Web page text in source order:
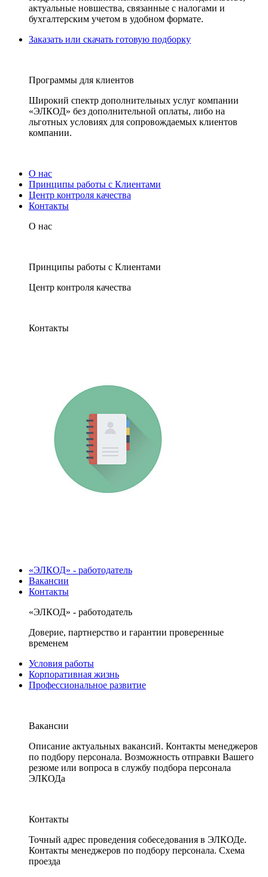
актуальные новшества, связанные с налогами и
бухгалтерским учетом в удобном формате.
Заказать или скачать готовую подборку
Программы для клиентов
Широкий спектр дополнительных услуг компании
«ЭЛКОД» без дополнительной оплаты, либо на
льготных условиях для сопровождаемых клиентов
компании.
О нас
Принципы работы с Клиентами
Центр контроля качества
Контакты
О нас
Принципы работы с Клиентами
Центр контроля качества
Контакты
«ЭЛКОД» - работодатель
Вакансии
Контакты
«ЭЛКОД» - работодатель
Доверие, партнерство и гарантии проверенные
временем
Условия работы
Корпоративная жизнь
Профессиональное развитие
Вакансии
Описание актуальных вакансий. Контакты менеджеров
по подбору персонала. Возможность отправки Вашего
резюме или вопроса в службу подбора персонала
ЭЛКОДа
Контакты
Точный адрес проведения собеседования в ЭЛКОДе.
Контакты менеджеров по подбору персонала. Схема
проезда